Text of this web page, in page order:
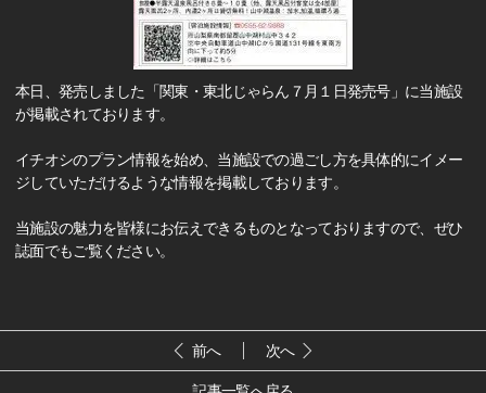
本日、発売しました「関東・東北じゃらん７月１日発売号」に当施設
が掲載されております。
イチオシのプラン情報を始め、当施設での過ごし方を具体的にイメー
ジしていただけるような情報を掲載しております。
当施設の魅力を皆様にお伝えできるものとなっておりますので、ぜひ
誌面でもご覧ください。
前へ 次へ